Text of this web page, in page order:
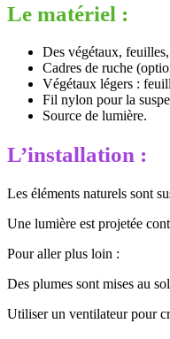
Le matériel :
Des végétaux,
Cadres de ruche
Végétaux légers :
Fil nylon pour la
Source de lumière.
L’installation :
Les éléments naturels sont
Une lumière est projetée
Pour aller plus loin :
Des plumes sont mises au
Utiliser un ventilateur pour